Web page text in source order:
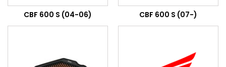
CBF 600 S (04-06) CBF 600 S (07-)